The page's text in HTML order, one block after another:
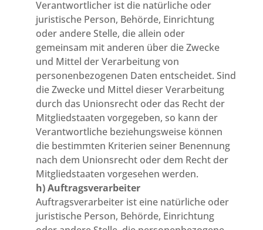
Verantwortlicher ist die natürliche oder
juristische Person, Behörde, Einrichtung
oder andere Stelle, die allein oder
gemeinsam mit anderen über die Zwecke
und Mittel der Verarbeitung von
personenbezogenen Daten entscheidet. Sind
die Zwecke und Mittel dieser Verarbeitung
durch das Unionsrecht oder das Recht der
Mitgliedstaaten vorgegeben, so kann der
Verantwortliche beziehungsweise können
die bestimmten Kriterien seiner Benennung
nach dem Unionsrecht oder dem Recht der
Mitgliedstaaten vorgesehen werden.
h) Auftragsverarbeiter
Auftragsverarbeiter ist eine natürliche oder
juristische Person, Behörde, Einrichtung